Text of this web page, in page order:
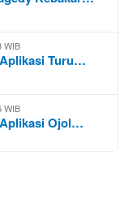
WIB
Turu…
WIB
Ojol…